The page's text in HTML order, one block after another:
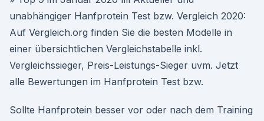
unabhängiger Hanfprotein Test bzw. Vergleich 2020:
Auf Vergleich.org finden Sie die besten Modelle in
einer übersichtlichen Vergleichstabelle inkl.
Vergleichssieger, Preis-Leistungs-Sieger uvm. Jetzt
alle Bewertungen im Hanfprotein Test bzw.
Sollte Hanfprotein besser vor oder nach dem Training